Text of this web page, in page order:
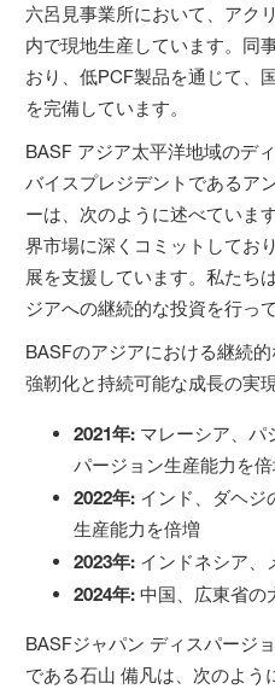
六呂見事業所において、アク
内で現地生産しています。同
おり、低PCF製品を通じて、
を完備しています。
BASF アジア太平洋地域のデ
バイスプレジデントであるア
ーは、次のように述べていま
界市場に深くコミットしてお
展を支援しています。私たち
ジアへの継続的な投資を行っ
BASFのアジアにおける継続
強靭化と持続可能な成長の実
2021年: マレーシア、パ
パージョン生産能力を
2022年: インド、ダヘジ
生産能力を倍増
2023年: インドネシア、
2024年: 中国、広東省の
BASFジャパン ディスパージ
である石山 備凡は、次のよう